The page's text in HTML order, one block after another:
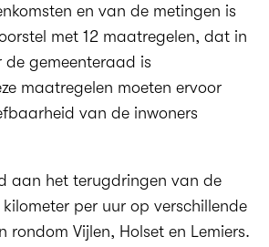
en van de metingen is
met 12 maatregelen, dat in
gemeenteraad is
maatregelen moeten ervoor
van de inwoners
aan het terugdringen van de
per uur op verschillende
rondom Vijlen, Holset en Lemiers.